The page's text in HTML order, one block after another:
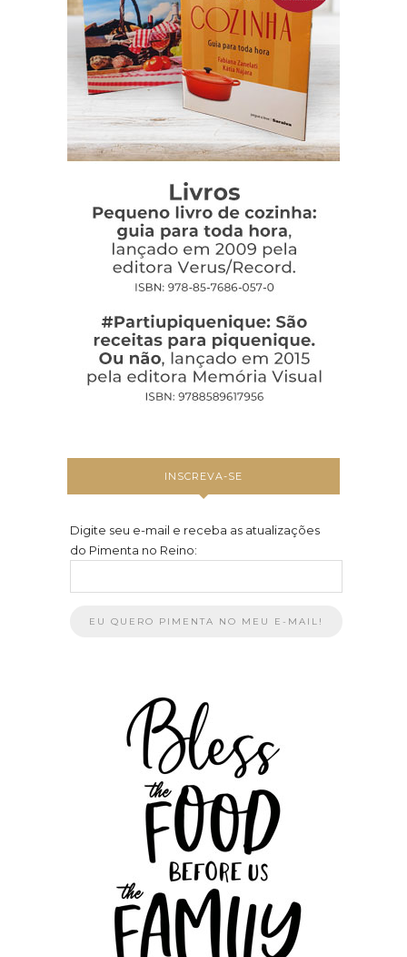
INSCREVA-SE
Digite seu e-mail e receba as atualizações
do Pimenta no Reino: